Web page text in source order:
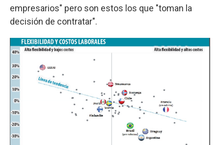
empresarios" pero son estos los que "toman la
decisión de contratar".